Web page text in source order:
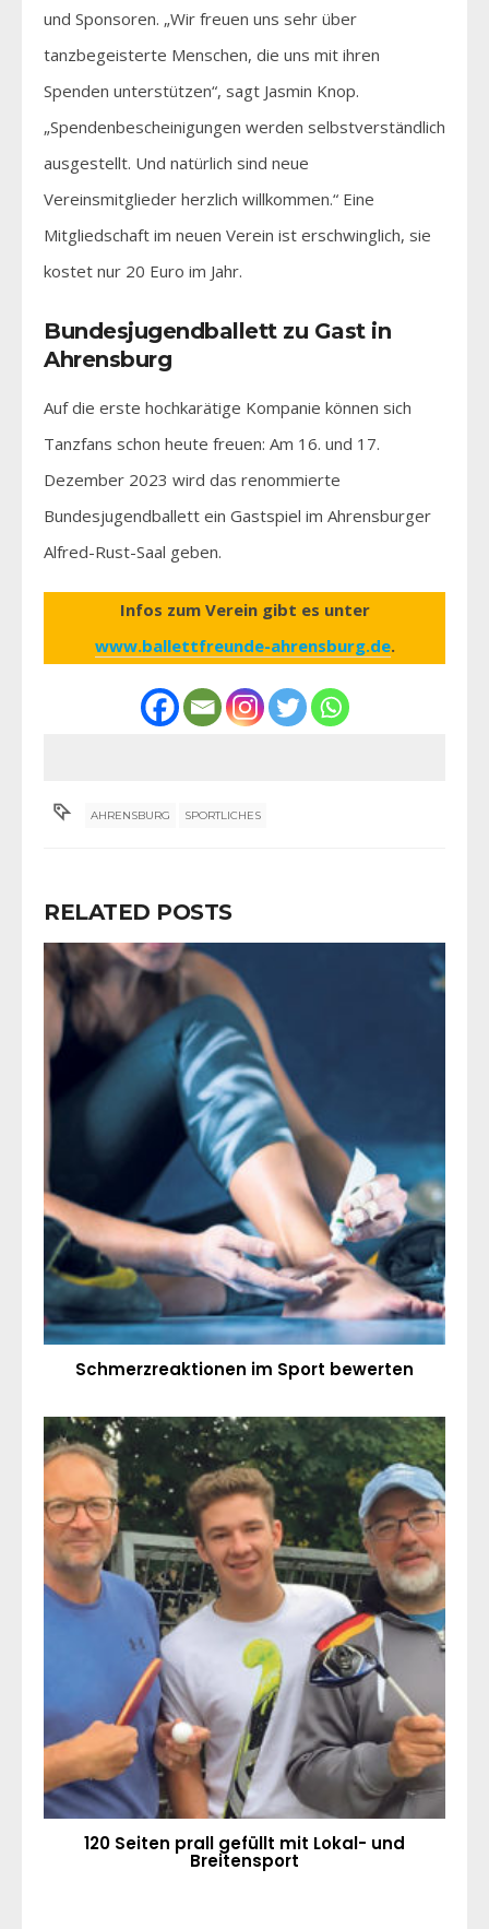
und Sponsoren. „Wir freuen uns sehr über
tanzbegeisterte Menschen, die uns mit ihren
Spenden unterstützen“, sagt Jasmin Knop.
„Spendenbescheinigungen werden selbstverständlich
ausgestellt. Und natürlich sind neue
Vereinsmitglieder herzlich willkommen.“ Eine
Mitgliedschaft im neuen Verein ist erschwinglich, sie
kostet nur 20 Euro im Jahr.
Bundesjugendballett zu Gast in
Ahrensburg
Auf die erste hochkarätige Kompanie können sich
Tanzfans schon heute freuen: Am 16. und 17.
Dezember 2023 wird das renommierte
Bundesjugendballett ein Gastspiel im Ahrensburger
Alfred-Rust-Saal geben.
Infos zum Verein gibt es unter
www.ballettfreunde-ahrensburg.de.
AHRENSBURG SPORTLICHES
RELATED POSTS
Schmerzreaktionen im Sport bewerten
120 Seiten prall gefüllt mit Lokal- und
Breitensport